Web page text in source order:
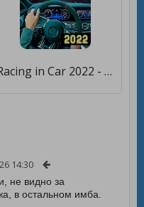
Racing in Car 2022 - Multiplayer [Бесплатные покупки]
14:30
не видно за
в остальном имба.